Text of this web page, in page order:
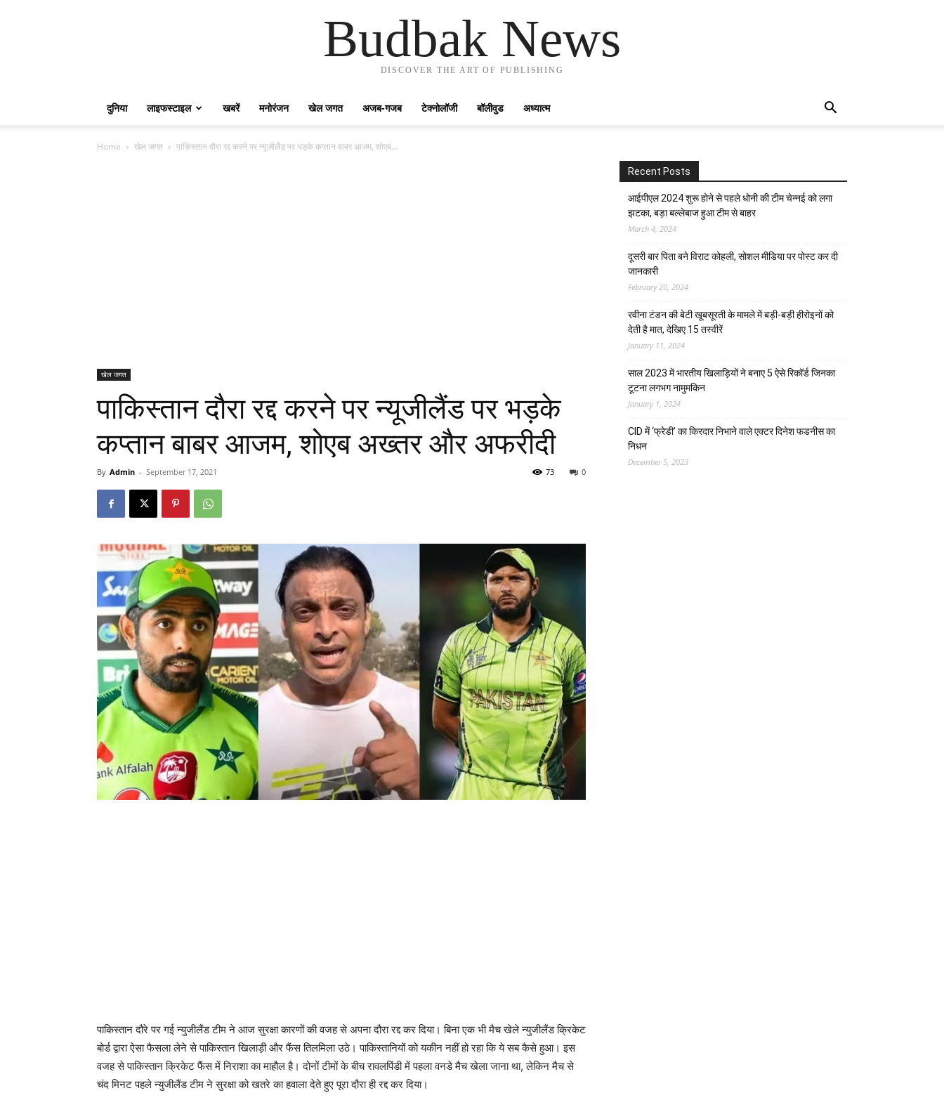
Budbak News
DISCOVER THE ART OF PUBLISHING
दुनिया लाइफस्टाइल खबरें मनोरंजन खेल जगत अजब-गजब टेक्नोलॉजी बॉलीवुड अध्यात्म
Home खेल जगत पाकिस्तान दौरा रद्द करने पर न्यूजीलैंड पर भड़के कप्तान बाबर आजम, शोएब...
खेल जगत
पाकिस्तान दौरा रद्द करने पर न्यूजीलैंड पर भड़के
कप्तान बाबर आजम, शोएब अख्तर और अफरीदी
By Admin - September 17, 2021 0
73
पाकिस्तान दौरे पर गई न्युजीलैंड टीम ने आज सुरक्षा कारणों की वजह से अपना दौरा रद्द कर दिया। बिना एक भी मैच खेले न्युजीलैंड क्रिकेट
बोर्ड द्वारा ऐसा फैसला लेने से पाकिस्तान खिलाड़ी और फैंस तिलमिला उठे। पाकिस्तानियों को यकीन नहीं हो रहा कि ये सब कैसे हुआ। इस
वजह से पाकिस्तान क्रिकेट फैंस में निराशा का माहौल है। दोनों टीमों के बीच रावलपिंडी में पहला वनडे मैच खेला जाना था, लेकिन मैच से
चंद मिनट पहले न्युजीलैंड टीम ने सुरक्षा को खतरे का हवाला देते हुए पूरा दौरा ही रद्द कर दिया।
Recent Posts
आईपीएल 2024 शुरू होने से पहले धोनी की टीम चेन्नई को लगा
झटका, बड़ा बल्लेबाज हुआ टीम से बाहर
March 4, 2024
दूसरी बार‌ पिता बने विराट कोहली, सोशल मीडिया पर पोस्ट कर दी‌
जानकारी
February 20, 2024
रवीना टंडन की बेटी खूबसूरती के मामले में बड़ी-बड़ी हीरोइनों को
देती है मात, देखिए 15 तस्वीरें
January 11, 2024
साल 2023 में भारतीय खिलाड़ियों ने बनाए 5 ऐसे रिकॉर्ड जिनका
टूटना लगभग नामुमकिन
January 1, 2024
CID में ‘फ्रेडी’ का किरदार निभाने वाले एक्टर दिनेश फडनीस का
निधन
December 5, 2023